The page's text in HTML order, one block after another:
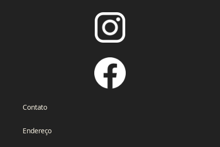
Contato
Endereço